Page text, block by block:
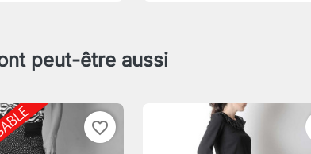
peut-être aussi
favorite_border